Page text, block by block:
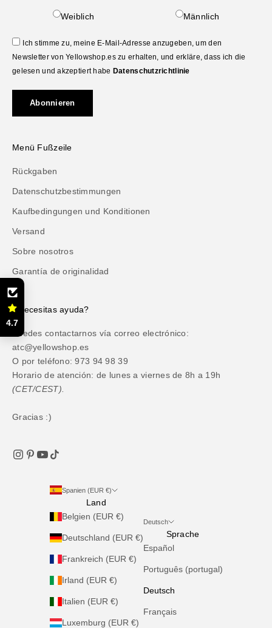
Weiblich Männlich
Ich stimme zu, meine E-Mail-Adresse anzugeben, um den
Newsletter von Yellowshop.es zu erhalten, und erkläre, dass ich die
gelesen und akzeptiert habe Datenschutzrichtlinie
Abonnieren
Menü Fußzeile
Rückgaben
Datenschutzbestimmungen
Kaufbedingungen und Konditionen
Versand
Sobre nosotros
Garantía de originalidad
¿Necesitas ayuda?
Puedes contactarnos vía correo electrónico:
atc@yellowshop.es
O por teléfono: 973 94 98 39
Horario de atención: de lunes a viernes de 8h a 19h
(CET/CEST).
Gracias :)
Spanien (EUR €)
Land
Belgien (EUR €)
Deutschland (EUR €)
Frankreich (EUR €)
Irland (EUR €)
Italien (EUR €)
Luxemburg (EUR €)
Deutsch
Sprache
Español
Português (portugal)
Deutsch
Français
4.7